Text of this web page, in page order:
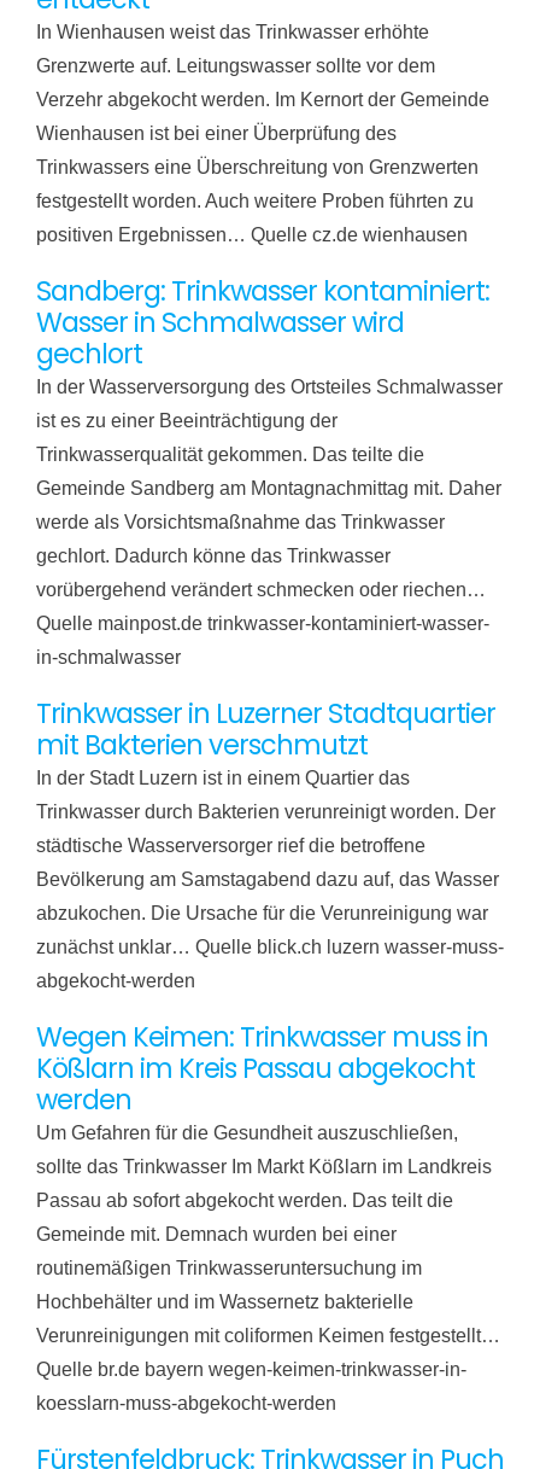
In Wienhausen weist das Trinkwasser erhöhte
Grenzwerte auf. Leitungswasser sollte vor dem
Verzehr abgekocht werden. Im Kernort der Gemeinde
Wienhausen ist bei einer Überprüfung des
Trinkwassers eine Überschreitung von Grenzwerten
festgestellt worden. Auch weitere Proben führten zu
positiven Ergebnissen… Quelle cz.de wienhausen
Sandberg: Trinkwasser kontaminiert:
Wasser in Schmalwasser wird
gechlort
In der Wasserversorgung des Ortsteiles Schmalwasser
ist es zu einer Beeinträchtigung der
Trinkwasserqualität gekommen. Das teilte die
Gemeinde Sandberg am Montagnachmittag mit. Daher
werde als Vorsichtsmaßnahme das Trinkwasser
gechlort. Dadurch könne das Trinkwasser
vorübergehend verändert schmecken oder riechen…
Quelle mainpost.de trinkwasser-kontaminiert-wasser-
in-schmalwasser
Trinkwasser in Luzerner Stadtquartier
mit Bakterien verschmutzt
In der Stadt Luzern ist in einem Quartier das
Trinkwasser durch Bakterien verunreinigt worden. Der
städtische Wasserversorger rief die betroffene
Bevölkerung am Samstagabend dazu auf, das Wasser
abzukochen. Die Ursache für die Verunreinigung war
zunächst unklar… Quelle blick.ch luzern wasser-muss-
abgekocht-werden
Wegen Keimen: Trinkwasser muss in
Kößlarn im Kreis Passau abgekocht
werden
Um Gefahren für die Gesundheit auszuschließen,
sollte das Trinkwasser Im Markt Kößlarn im Landkreis
Passau ab sofort abgekocht werden. Das teilt die
Gemeinde mit. Demnach wurden bei einer
routinemäßigen Trinkwasseruntersuchung im
Hochbehälter und im Wassernetz bakterielle
Verunreinigungen mit coliformen Keimen festgestellt…
Quelle br.de bayern wegen-keimen-trinkwasser-in-
koesslarn-muss-abgekocht-werden
Fürstenfeldbruck: Trinkwasser in Puch